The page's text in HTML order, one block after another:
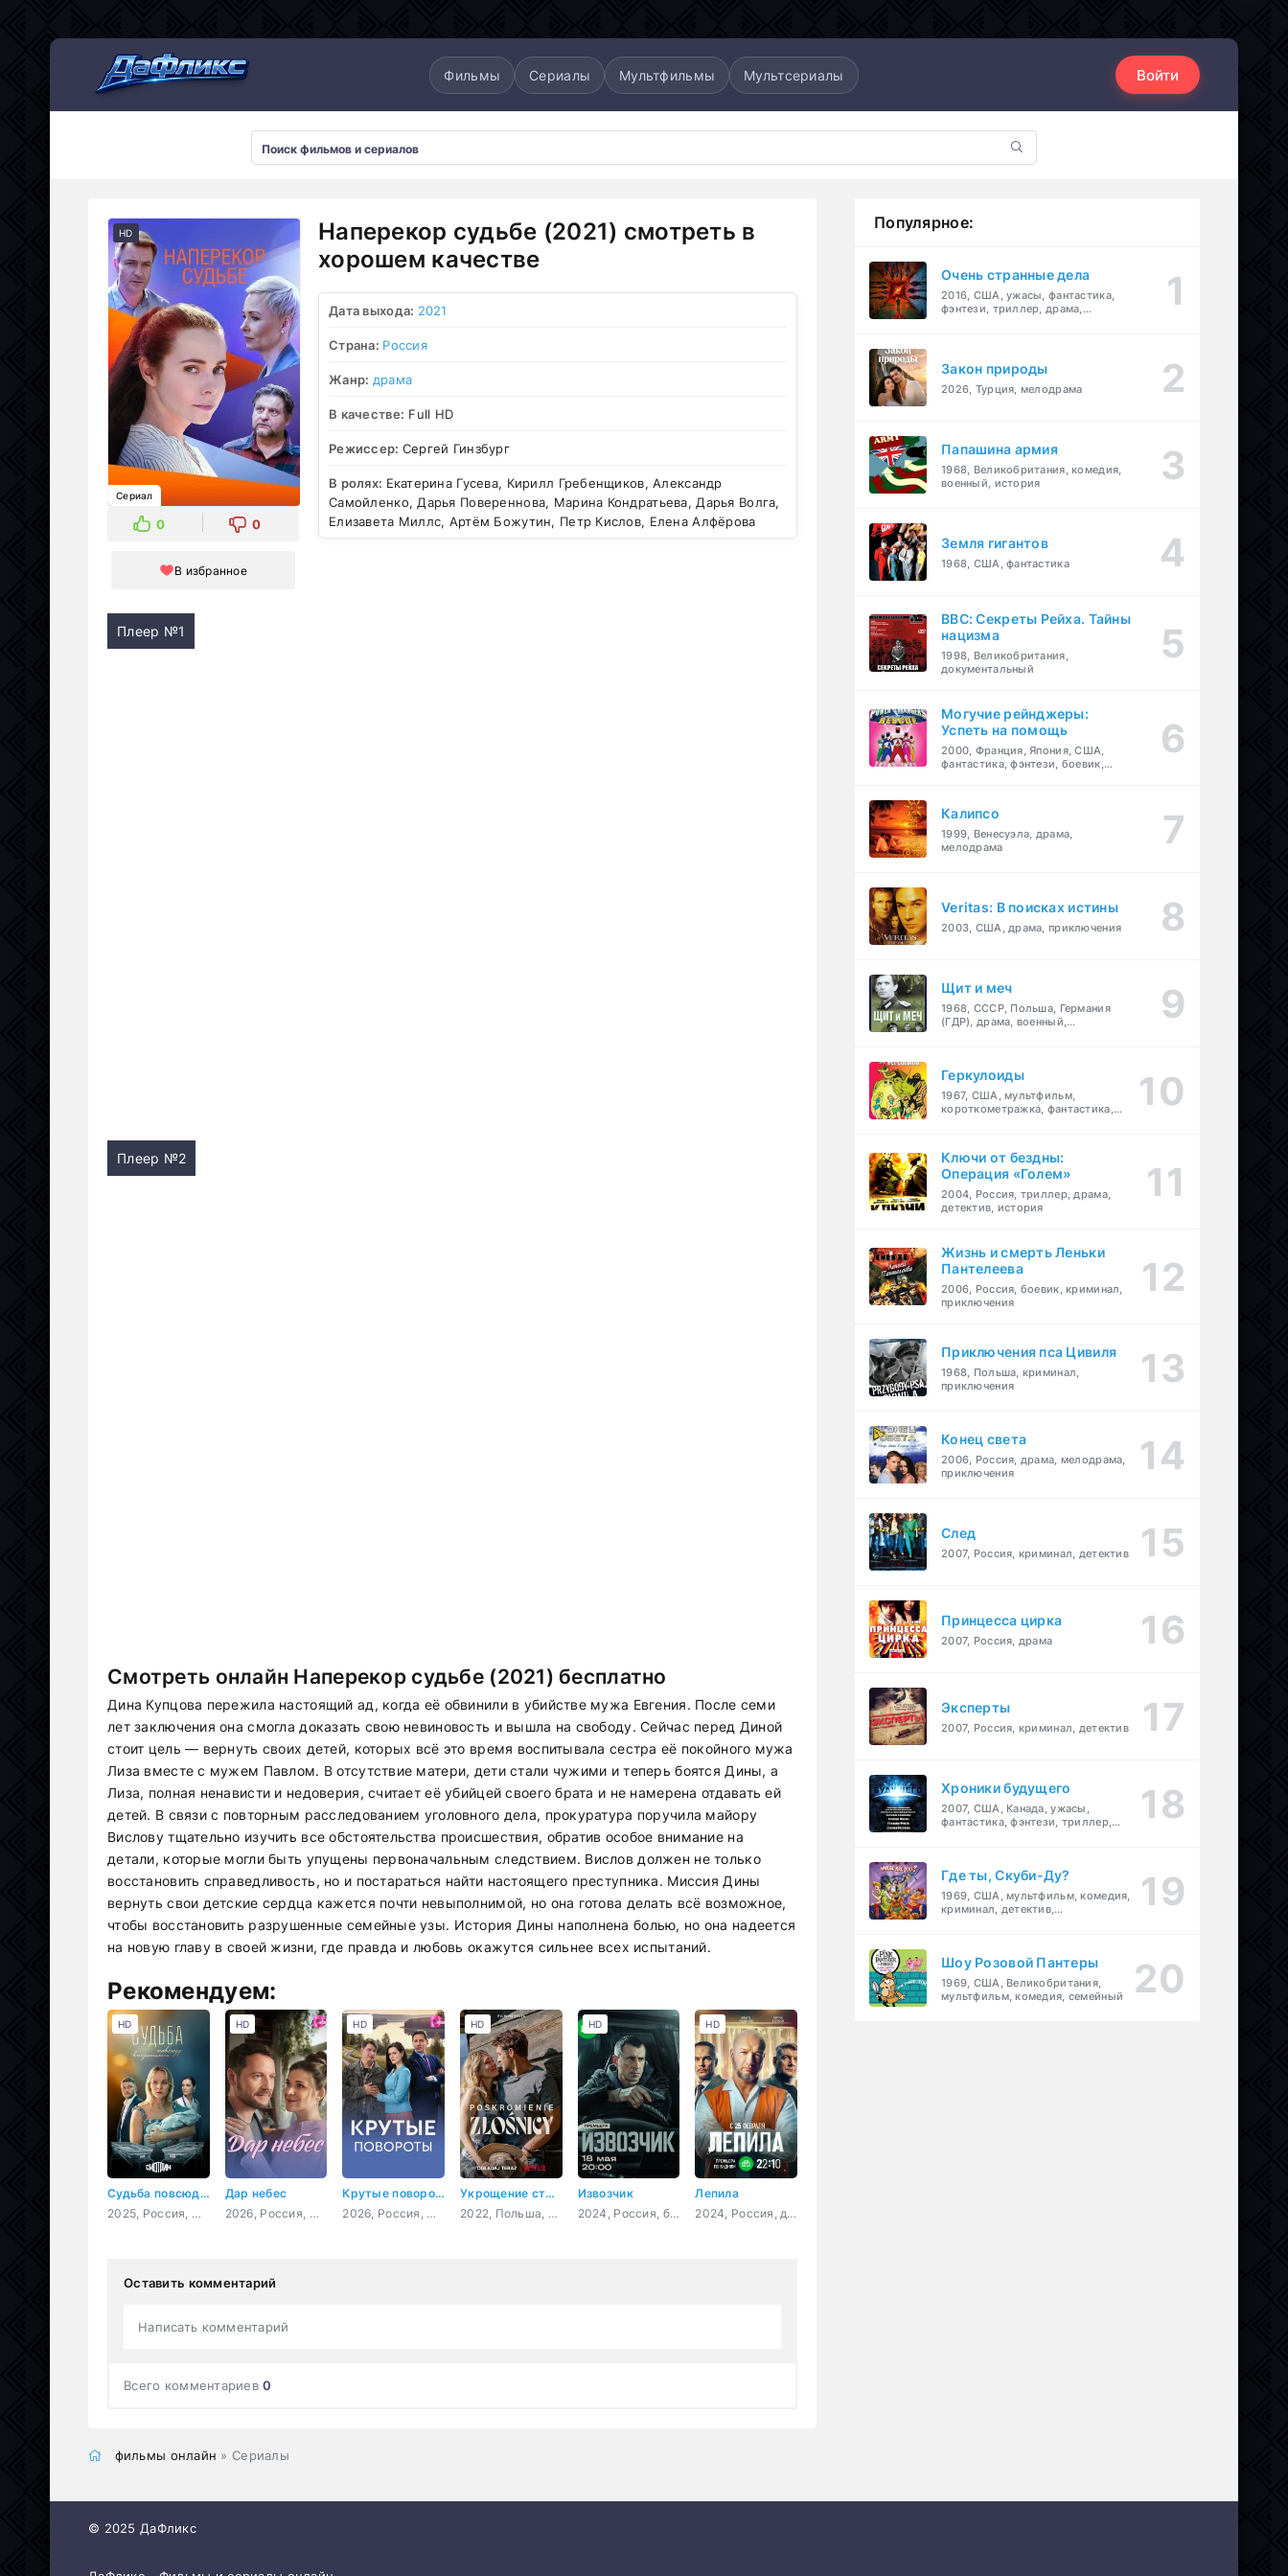
Фильмы Сериалы Мультфильмы Мультсериалы Войти
HD
Сериал
0 0
В избранное
Наперекор судьбе (2021) смотреть в
хорошем качестве
Дата выхода: 2021
Страна: Россия
Жанр: драма
В качестве: Full HD
Режиссер: Сергей Гинзбург
В ролях: Екатерина Гусева, Кирилл Гребенщиков, Александр
Самойленко, Дарья Повереннова, Марина Кондратьева, Дарья Волга,
Елизавета Миллс, Артём Божутин, Петр Кислов, Елена Алфёрова
Плеер №1
Плеер №2
Смотреть онлайн Наперекор судьбе (2021) бесплатно
Дина Купцова пережила настоящий ад, когда её обвинили в убийстве мужа Евгения. После семи
лет заключения она смогла доказать свою невиновость и вышла на свободу. Сейчас перед Диной
стоит цель — вернуть своих детей, которых всё это время воспитывала сестра её покойного мужа
Лиза вместе с мужем Павлом. В отсутствие матери, дети стали чужими и теперь боятся Дины, а
Лиза, полная ненависти и недоверия, считает её убийцей своего брата и не намерена отдавать ей
детей. В связи с повторным расследованием уголовного дела, прокуратура поручила майору
Вислову тщательно изучить все обстоятельства происшествия, обратив особое внимание на
детали, которые могли быть упущены первоначальным следствием. Вислов должен не только
восстановить справедливость, но и постараться найти настоящего преступника. Миссия Дины
вернуть свои детские сердца кажется почти невыполнимой, но она готова делать всё возможное,
чтобы восстановить разрушенные семейные узы. История Дины наполнена болью, но она надеется
на новую главу в своей жизни, где правда и любовь окажутся сильнее всех испытаний.
Рекомендуем:
Судьба повсюду встретится
2025, Россия, мелодрама
HD
Дар небес
2026, Россия, мелодрама
HD
Крутые повороты
2026, Россия, мелодрама
HD
Укрощение строптивой
2022, Польша, мелодрама, комедия
HD
Извозчик
2024, Россия, боевик, детектив, криминал
HD
Лепила
2024, Россия, детектив, криминал
HD
Оставить комментарий
Написать комментарий
Всего комментариев0
фильмы онлайн » Сериалы
Популярное:
Очень странные дела
2016, США, ужасы, фантастика,
фэнтези, триллер, драма,
Закон природы
2026, Турция, мелодрама
Папашина армия
1968, Великобритания, комедия,
военный, история
Земля гигантов
1968, США, фантастика
BBC: Секреты Рейха. Тайны
нацизма
1998, Великобритания,
документальный
Могучие рейнджеры:
Успеть на помощь
2000, Франция, Япония, США,
фантастика, фэнтези, боевик,
Калипсо
1999, Венесуэла, драма,
мелодрама
Veritas: В поисках истины
2003, США, драма, приключения
Щит и меч
1968, СССР, Польша, Германия
(ГДР), драма, военный,
Геркулоиды
1967, США, мультфильм,
короткометражка, фантастика,
Ключи от бездны:
Операция «Голем»
2004, Россия, триллер, драма,
детектив, история
Жизнь и смерть Леньки
Пантелеева
2006, Россия, боевик, криминал,
приключения
Приключения пса Цивиля
1968, Польша, криминал,
приключения
Конец света
2006, Россия, драма, мелодрама,
приключения
След
2007, Россия, криминал, детектив
Принцесса цирка
2007, Россия, драма
Эксперты
2007, Россия, криминал, детектив
Хроники будущего
2007, США, Канада, ужасы,
фантастика, фэнтези, триллер,
Где ты, Скуби-Ду?
1969, США, мультфильм, комедия,
криминал, детектив,
Шоу Розовой Пантеры
1969, США, Великобритания,
мультфильм, комедия, семейный
© 2025 ДаФликс
Мультсериалы